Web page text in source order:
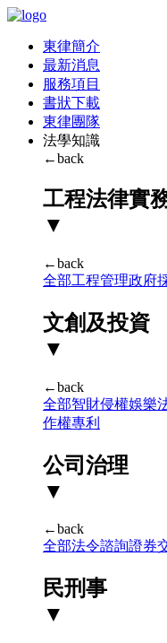
東律簡介
最新消息
服務項目
書狀下載
東律團隊
法學知識
←back
工程法律實
▼
←back
全部工程管理政府
文創及投資
▼
←back
全部智財侵權娛樂
作權專利
公司治理
▼
←back
全部法令諮詢證券
民刑事
▼